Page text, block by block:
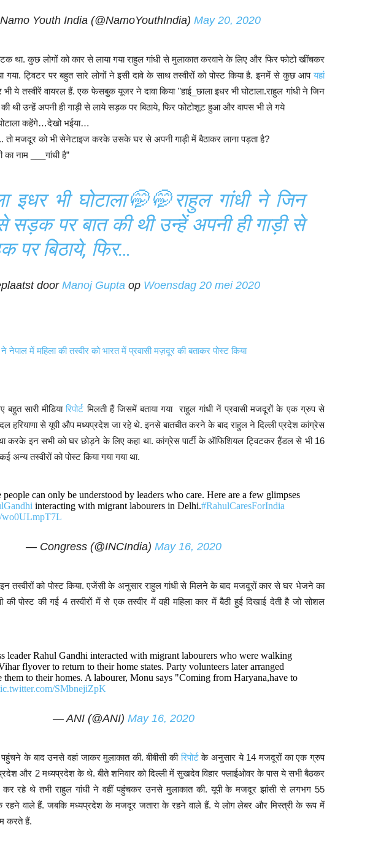
Youth India (@NamoYouthIndia) May 20, 2020
था. कुछ लोगों को कार से लाया गया राहुल गांधी से मुलाकात करवाने के लिए और फिर फोटो खींचकर
गया. ट्विटर पर बहुत सारे लोगों ने इसी दावे के साथ तस्वीरों को पोस्ट किया है. इनमें से कुछ आपयहां
तस्वीरें वायरल हैं. एक फेसबुक यूजर ने दावा किया ”हाई_छाला इधर भी घोटाला.राहुल गांधी ने जिन
थी उन्हें अपनी ही गाड़ी से लाये सड़क पर बिठाये, फिर फोटोशूट हुआ और वापस भी ले गये
कहेंगे…देखो भईया…
तो मजदूर को भी सेनेटाइज करके उसके घर से अपनी गाड़ी में बैठाकर लाना पड़ता है?
नाम ___गांधी है”
इधर भी घोटाला🤭🤭राहुल गांधी ने जिन
सड़क पर बात की थी उन्हें अपनी ही गाड़ी से
पर बिठाये, फिर…
door Manoj Gupta op Woensdag 20 mei 2020
नेपाल में महिला की तस्वीर को भारत में प्रवासी मज़दूर की बताकर पोस्ट किया
सारी मीडियारिपोर्ट मिलती हैं जिसमें बताया गया राहुल गांधी नें प्रवासी मजदूरों के एक ग्रुप से
हरियाणा से यूपी औप मध्यप्रदेश जा रहे थे. इनसे बातचीत करने के बाद राहुल ने दिल्ली प्रदेश कांग्रेस
करके इन सभी को घर छोड़ने के लिए कहा था. कांग्रेस पार्टी के ऑफिशियल ट्विटकर हैंडल से भी 16
अन्य तस्वीरों को पोस्ट किया गया गया था.
can only be understood by leaders who care. Here are a few glimpses
interacting with migrant labourers in Delhi.#RahulCaresForIndia
wo0ULmpT7L
— Congress (@INCIndia) May 16, 2020
तस्वीरों को पोस्ट किया. एजेंसी के अनुसार राहुल गांधी से मिलने के बाद मजदूरों कार से घर भेजने का
की पोस्ट की गई 4 तस्वीरों में से एक तस्वीर में वही महिला कार में बैठी हुई दिखाई देती है जो सोशल
leader Rahul Gandhi interacted with migrant labourers who were walking
flyover to return to their home states. Party volunteers later arranged
them to their homes. A labourer, Monu says "Coming from Haryana,have to
SMbnejiZpK
— ANI (@ANI) May 16, 2020
के बाद उनसे वहां जाकर मुलाकात की. बीबीसी कीरिपोर्टके अनुसार ये 14 मजदूरों का एक ग्रुप
और 2 मध्यप्रदेश के थे. बीते शनिवार को दिल्ली में सुखदेव विहार फ्लाईओवर के पास ये सभी बैठकर
कर रहे थे तभी राहुल गांधी ने वहीं पहुंचकर उनसे मुलाकात की. यूपी के मजदूर झांसी से लगभग 55
के रहने वाले हैं. जबकि मध्यप्रदेश के मजदूर जतारा के रहने वाले हैं. ये लोग लेबर और मिस्त्री के रूप में
करते हैं.